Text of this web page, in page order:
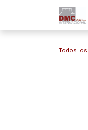
Todos